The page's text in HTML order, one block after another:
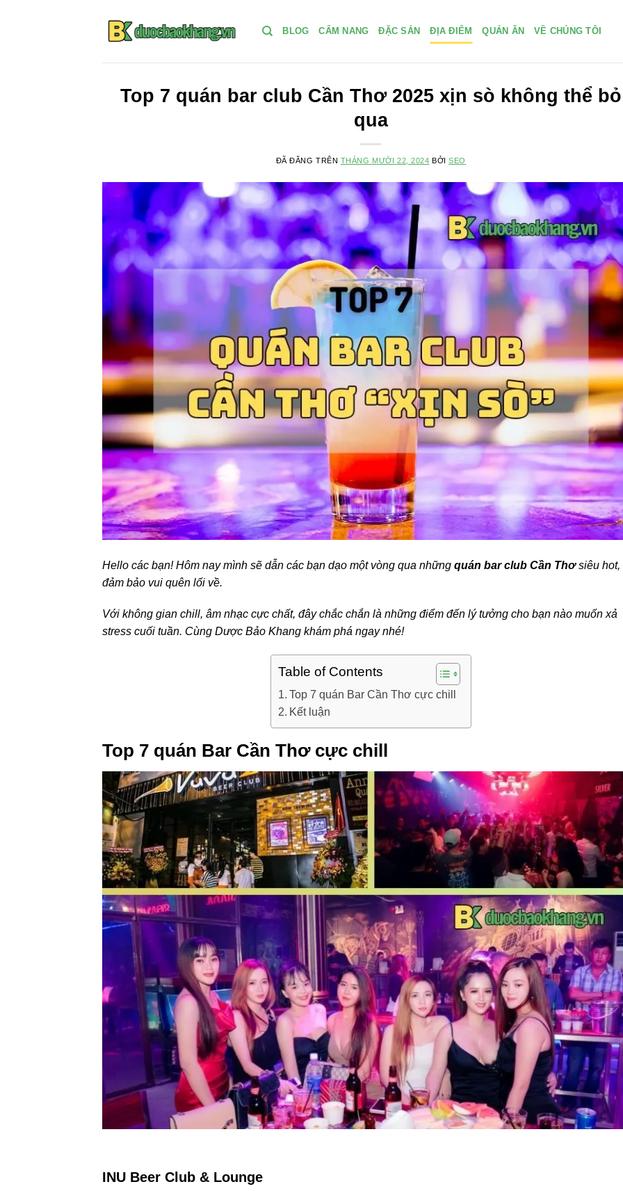
BLOG CẨM NANG ĐẶC SẢN ĐỊA ĐIỂM QUÁN ĂN VỀ CHÚNG TÔI
Top 7 quán bar club Cần Thơ 2025 xịn sò không thể bỏ
qua
ĐÃ ĐĂNG TRÊN THÁNG MƯỜI 22, 2024 BỞISEO
Hello các bạn! Hôm nay mình sẽ dẫn các bạn dạo một vòng qua những quán bar club Cần Thơsiêu hot,
đảm bảo vui quên lối về.
Với không gian chill, âm nhạc cực chất, đây chắc chắn là những điểm đến lý tưởng cho bạn nào muốn xả
stress cuối tuần. Cùng Dược Bảo Khang khám phá ngay nhé!
Table of Contents
Top 7 quán Bar Cần Thơ cực chill
Kết luận
Top 7 quán Bar Cần Thơ cực chill
INU Beer Club & Lounge